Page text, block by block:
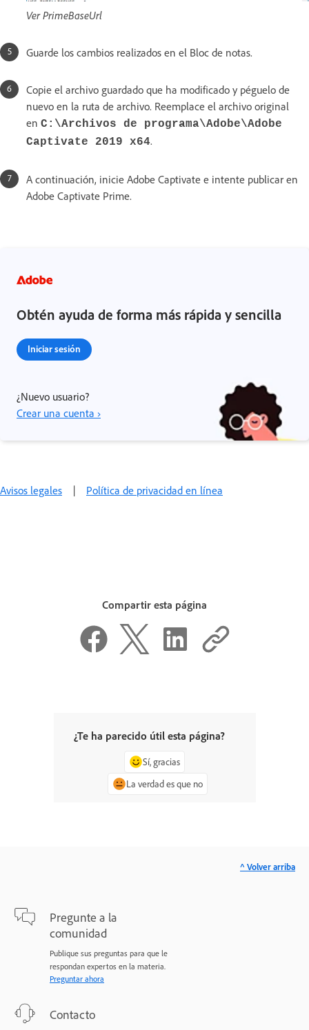
Ver PrimeBaseUrl
Guarde los cambios realizados en el Bloc de notas.
Copie el archivo guardado que ha modificado y péguelo de
nuevo en la ruta de archivo. Reemplace el archivo original
en C:\Archivos de programa\Adobe\Adobe
Captivate 2019 x64.
A continuación, inicie Adobe Captivate e intente publicar en
Adobe Captivate Prime.
Obtén ayuda de forma más rápida y sencilla
Iniciar sesión
¿Nuevo usuario?
Crear una cuenta ›
Avisos legales | Política de privacidad en línea
Compartir esta página
¿Te ha parecido útil esta página?
Sí, gracias
La verdad es que no
Pregunte a la
comunidad
Publique sus preguntas para que le
respondan expertos en la materia.
Preguntar ahora
Contacto
^ Volver arriba